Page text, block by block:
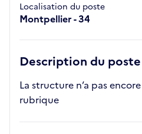
Localisation du poste
Montpellier - 34
Description du poste
La structure n’a pas
rubrique